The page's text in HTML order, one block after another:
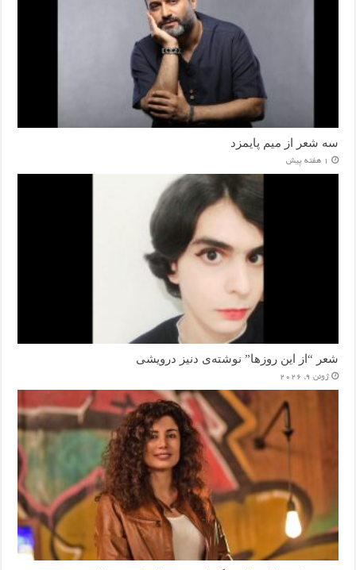
سه شعر از میم پایمزد
1 هفته پیش
شعر “از این روزها” نوشته‌ی دنیز درویشی
ژوئن 9, 2026